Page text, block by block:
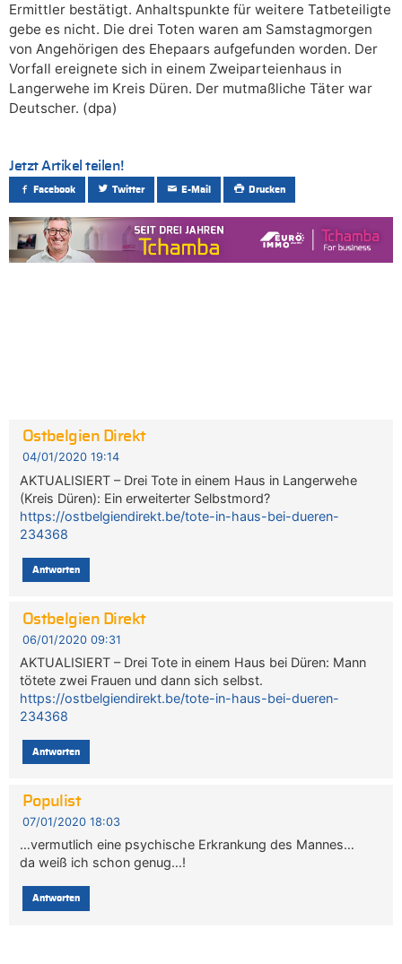
Ermittler bestätigt. Anhaltspunkte für weitere Tatbeteiligte
gebe es nicht. Die drei Toten waren am Samstagmorgen
von Angehörigen des Ehepaars aufgefunden worden. Der
Vorfall ereignete sich in einem Zweiparteienhaus in
Langerwehe im Kreis Düren. Der mutmaßliche Täter war
Deutscher. (dpa)
Jetzt Artikel teilen!
Facebook Twitter E-Mail Drucken
Ostbelgien Direkt
04/01/2020 19:14
AKTUALISIERT – Drei Tote in einem Haus in Langerwehe
(Kreis Düren): Ein erweiterter Selbstmord?
https://ostbelgiendirekt.be/tote-in-haus-bei-dueren-
234368
Antworten
Ostbelgien Direkt
06/01/2020 09:31
AKTUALISIERT – Drei Tote in einem Haus bei Düren: Mann
tötete zwei Frauen und dann sich selbst.
https://ostbelgiendirekt.be/tote-in-haus-bei-dueren-
234368
Antworten
Populist
07/01/2020 18:03
…vermutlich eine psychische Erkrankung des Mannes…
da weiß ich schon genug…!
Antworten